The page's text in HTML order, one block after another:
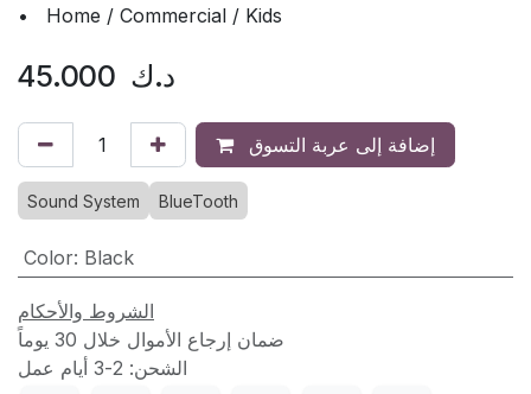
• Home / Commercial / Kids
45.000 د.ك
إضافة إلى عربة التسوق
Sound System BlueTooth
Color: Black
الشروط والأحكام
ضمان إرجاع الأموال خلال 30 يوماً
الشحن: 2-3 أيام عمل